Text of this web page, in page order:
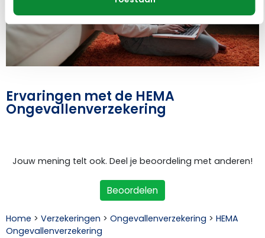
Ervaringen met de HEMA
Ongevallenverzekering
Jouw mening telt ook. Deel je beoordeling met anderen!
Beoordelen
Home > Verzekeringen > Ongevallenverzekering > HEMA
Ongevallenverzekering